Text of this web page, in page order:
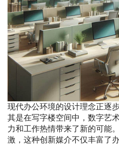
现代办公环境的设计理念正逐
其是在写字楼空间中，数字艺
力和工作热情带来了新的可能
激，这种创新媒介不仅丰富了